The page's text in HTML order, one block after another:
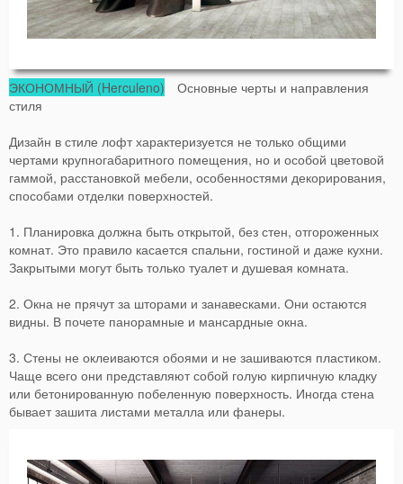
ЭКОНОМНЫЙ (Herculeno) Основные черты и направления
стиля
Дизайн в стиле лофт характеризуется не только общими
чертами крупногабаритного помещения, но и особой цветовой
гаммой, расстановкой мебели, особенностями декорирования,
способами отделки поверхностей.
1. Планировка должна быть открытой, без стен, отгороженных
комнат. Это правило касается спальни, гостиной и даже кухни.
Закрытыми могут быть только туалет и душевая комната.
2. Окна не прячут за шторами и занавесками. Они остаются
видны. В почете панорамные и мансардные окна.
3. Стены не оклеиваются обоями и не зашиваются пластиком.
Чаще всего они представляют собой голую кирпичную кладку
или бетонированную побеленную поверхность. Иногда стена
бывает зашита листами металла или фанеры.